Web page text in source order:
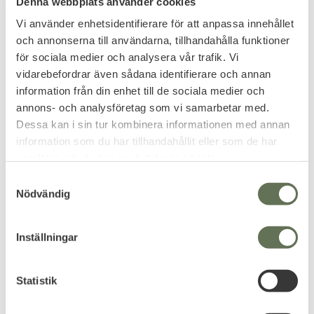
Vi använder enhetsidentifierare för att anpassa innehållet
och annonserna till användarna, tillhandahålla funktioner
för sociala medier och analysera vår trafik. Vi
vidarebefordrar även sådana identifierare och annan
information från din enhet till de sociala medier och
annons- och analysföretag som vi samarbetar med.
Dessa kan i sin tur kombinera informationen med annan
information som du har tillhandahållit eller som de har
Nödvändig
Inställningar
Statistik
Add to favorites
Brandit Buff
Tubhalsduk
Multifunktion Fleece
Kommer i neutrala färger &
passar därför till de flesta
103KR
Add to favorites
Mil-Tec US BDU-Byxa
Woodland
Militärbyxor i slitstark och
kraftig 65/35 polyester-bomull.
319KR